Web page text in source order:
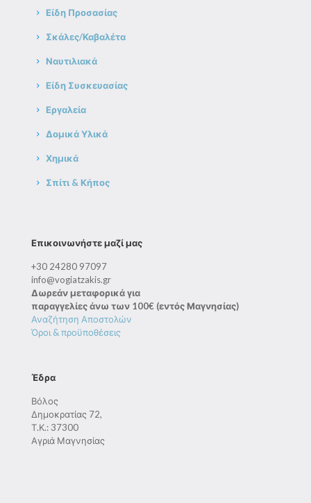
Είδη Προσασίας
Σκάλες/Καβαλέτα
Ναυτιλιακά
Είδη Συσκευασίας
Εργαλεία
Δομικά Υλικά
Χημικά
Σπίτι & Κήπος
Επικοινωνήστε μαζί μας
+30 24280 97097
info@vogiatzakis.gr
Δωρεάν μεταφορικά για
παραγγελίες άνω των 100€ (εντός Μαγνησίας)
Αναζήτηση Αποστολών
Όροι & προϋποθέσεις
Έδρα
Βόλος
Δημοκρατίας 72,
Τ.Κ.: 37300
Αγριά Μαγνησίας